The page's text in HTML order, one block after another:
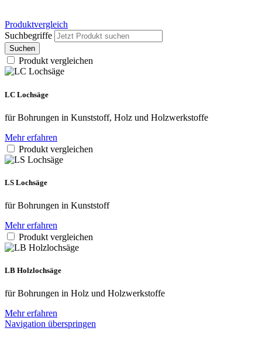
Produktvergleich
Suchbegriffe
Suchen
Produkt vergleichen
LC Lochsäge
für Bohrungen in Kunststoff, Holz und Holzwerkstoffe
Mehr erfahren
Produkt vergleichen
LS Lochsäge
für Bohrungen in Kunststoff
Mehr erfahren
Produkt vergleichen
LB Holz­lochsäge
für Bohrungen in Holz und Holzwerkstoffe
Mehr erfahren
Navigation überspringen